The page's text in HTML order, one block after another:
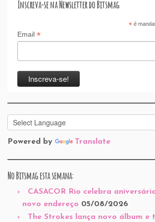
Inscreva-se na Newsletter do Bitsmag
*é
Email *
Powered by Translate
No Bitsmag esta semana:
CASACOR Rio celebra
novo endereço 05/08/2026
The Strokes lança novo álbum e